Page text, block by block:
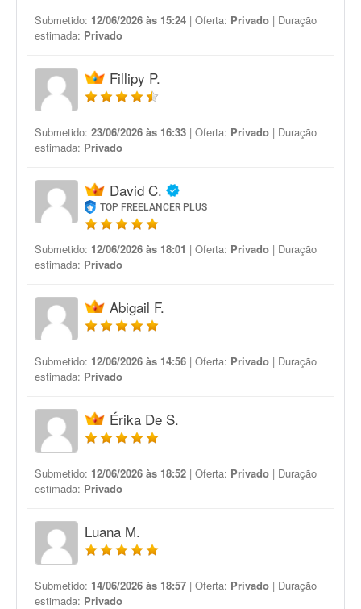
Submetido: 12/06/2026 às 15:24 | Oferta: Privado | Duração
estimada: Privado
Fillipy P.
Submetido: 23/06/2026 às 16:33 | Oferta: Privado | Duração
estimada: Privado
David C.
TOP FREELANCER PLUS
Submetido: 12/06/2026 às 18:01 | Oferta: Privado | Duração
estimada: Privado
Abigail F.
Submetido: 12/06/2026 às 14:56 | Oferta: Privado | Duração
estimada: Privado
Érika De S.
Submetido: 12/06/2026 às 18:52 | Oferta: Privado | Duração
estimada: Privado
Luana M.
Submetido: 14/06/2026 às 18:57 | Oferta: Privado | Duração
estimada: Privado